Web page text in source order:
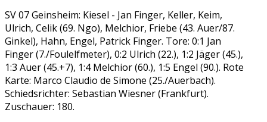
SV 07 Geinsheim: Kiesel - Jan Finger, Keller, Keim,
Ulrich, Celik (69. Ngo), Melchior, Friebe (43. Auer/87.
Ginkel), Hahn, Engel, Patrick Finger. Tore: 0:1 Jan
Finger (7./Foulelfmeter), 0:2 Ulrich (22.), 1:2 Jäger (45.),
1:3 Auer (45.+7), 1:4 Melchior (60.), 1:5 Engel (90.). Rote
Karte: Marco Claudio de Simone (25./Auerbach).
Schiedsrichter: Sebastian Wiesner (Frankfurt).
Zuschauer: 180.